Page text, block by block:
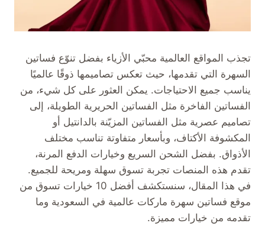
تجذب المواقع العالمية محبّي الأزياء بفضل تنوّع فساتين
السهرة التي تقدمها، حيث تعكس تصاميمها ذوقًا عالميًا
يناسب جميع الاحتياجات. يمكن العثور على كل شيء، من
الفساتين الفاخرة مثل الفساتين الحريرية الطويلة، إلى
تصاميم عصرية مثل الفساتين المزيّنة بالدانتيل أو
المكشوفة الأكتاف، وبأسعار متفاوتة تناسب مختلف
الأذواق. بفضل الشحن السريع وخيارات الدفع المرنة،
تقدم هذه المنصات تجربة تسوق سهلة ومريحة للجميع.
في هذا المقال، سنستكشف أفضل 10 خيارات تسوق من
موقع فساتين سهرة ماركات عالمية في السعودية وما
تقدمه من خيارات مميزة.